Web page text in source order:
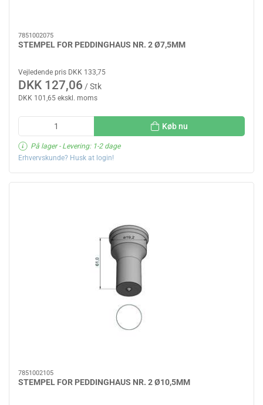
7851002075
STEMPEL FOR PEDDINGHAUS NR. 2 Ø7,5MM
Vejledende pris DKK 133,75
DKK 127,06 / Stk
DKK 101,65 ekskl. moms
Køb nu
På lager- Levering: 1-2 dage
Erhvervskunde? Husk at login!
7851002105
STEMPEL FOR PEDDINGHAUS NR. 2 Ø10,5MM